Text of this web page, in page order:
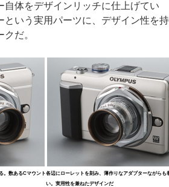
自体をデザインリッチに仕上げてい
という実用パーツに、デザイン性を持
だ。
。数あるCマウント各辺にローレットを刻み、薄作りなアダプターながらも
い。実用性を兼ねたデザインだ